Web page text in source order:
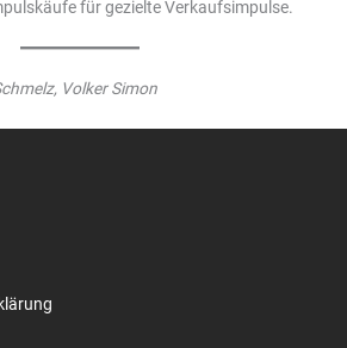
für gezielte Verkaufsimpulse.
Volker Simon